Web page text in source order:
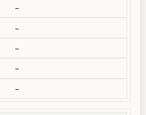
-
-
-
-
-